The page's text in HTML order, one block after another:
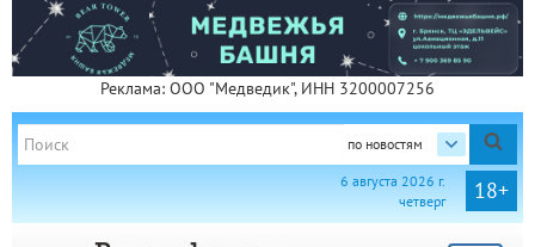
Реклама: ООО "Медведик", ИНН 3200007256
по новостям
18+
6 августа 2026 г.
четверг